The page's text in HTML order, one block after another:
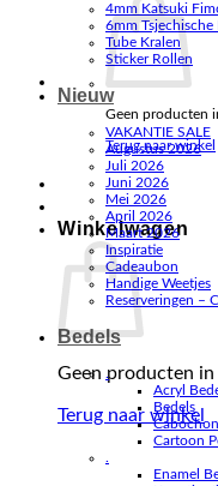
Geen producten
Terug naar winkel
Winkelwagen
Geen producten
Terug naar winkel
4mm Katsuki
6mm Tsjechische
Tube Kralen
Sticker Rollen
Nieuw
VAKANTIE SALE
Augustus 2026
Juli 2026
Juni 2026
Mei 2026
April 2026
Maart 2026
Inspiratie
Cadeaubon
Handige Weetjes
Reserveringen –
Bedels
.
Acryl
Bedels
Cartoon
.
Enamel